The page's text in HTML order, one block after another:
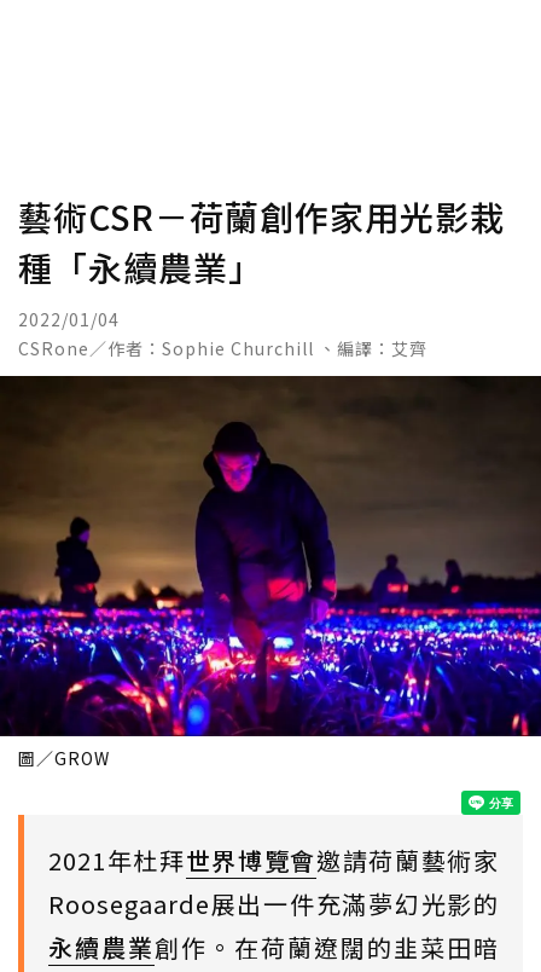
藝術CSR－荷蘭創作家用光影栽
種「永續農業」
2022/01/04
CSRone／作者：Sophie Churchill 、編譯：艾齊
圖／GROW
2021年杜拜世界博覽會邀請荷蘭藝術家
Roosegaarde展出一件充滿夢幻光影的
永續農業創作。在荷蘭遼闊的韭菜田暗